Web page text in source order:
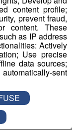
de qualité
content profile;
prevent fraud,
content. These
as IP address
Actively
Use precise
data sources;
sent